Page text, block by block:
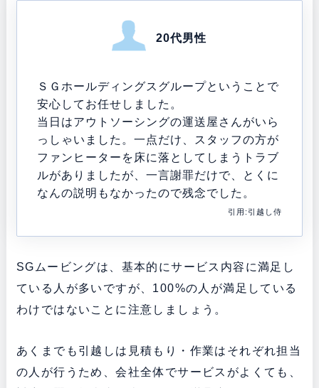
20代男性
ＳＧホールディングスグループということで
安心してお任せしました。
当日はアウトソーシングの運送屋さんがいら
っしゃいました。一点だけ、スタッフの方が
ファンヒーターを床に落としてしまうトラブ
ルがありましたが、一言謝罪だけで、とくに
なんの説明もなかったので残念でした。
引用:引越し侍
SGムービングは、基本的にサービス内容に満足し
ている人が多いですが、100%の人が満足している
わけではないことに注意しましょう。
あくまでも引越しは見積もり・作業はそれぞれ担当
の人が行うため、会社全体でサービスがよくても、